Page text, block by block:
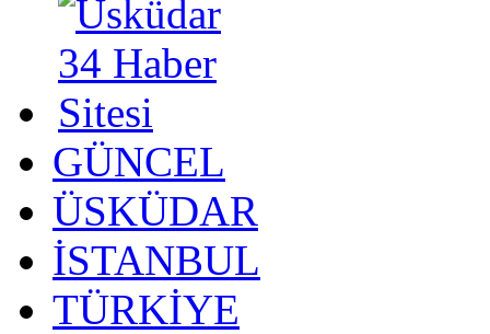
GÜNCEL
ÜSKÜDAR
İSTANBUL
TÜRKİYE